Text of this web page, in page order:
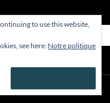
to use this website,
see here: Notre politique